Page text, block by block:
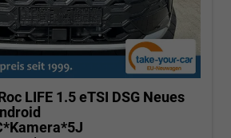
LIFE 1.5 eTSI DSG Neues